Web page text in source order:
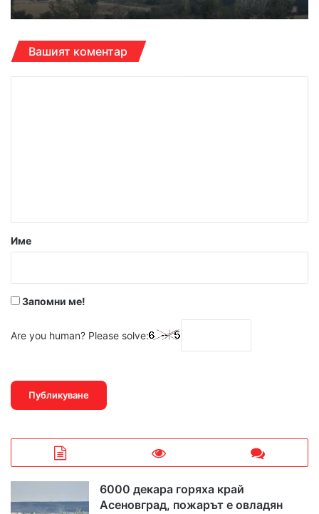
Вашият коментар
р
Име
Запомни ме!
Are you human? Please solve:
6000 декара горяха край
Асеновград, пожарът е овладян